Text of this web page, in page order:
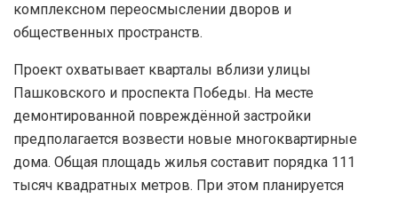
комплексном переосмыслении дворов и
общественных пространств.
Проект охватывает кварталы вблизи улицы
Пашковского и проспекта Победы. На месте
демонтированной повреждённой застройки
предполагается возвести новые многоквартирные
дома. Общая площадь жилья составит порядка 111
тысяч квадратных метров. При этом планируется